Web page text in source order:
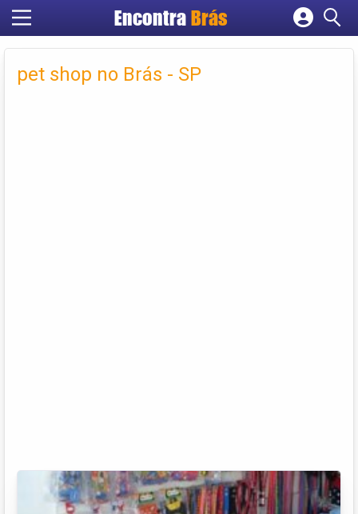
Encontra Brás
Cadastrar empresa
Criar conta
pet shop no Brás - SP